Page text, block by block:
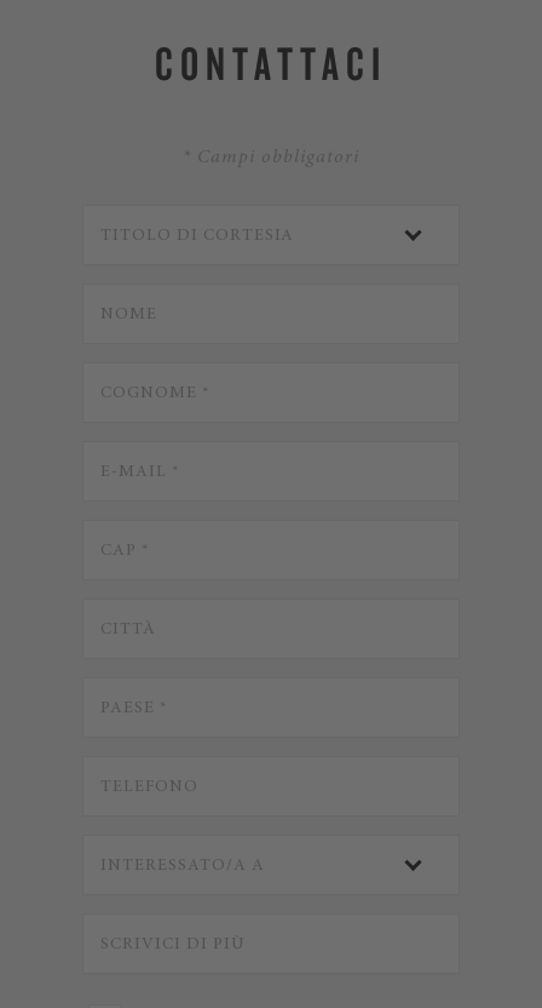
CONTATTACI
* Campi obbligatori